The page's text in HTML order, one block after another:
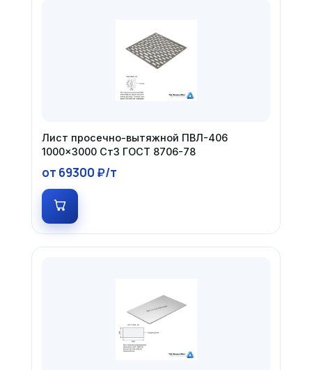
Лист просечно-вытяжной ПВЛ-406
1000×3000 Ст3 ГОСТ 8706-78
от 69300 ₽/т